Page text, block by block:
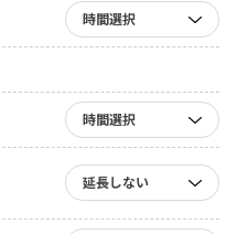
時間選択
時間選択
延長しない